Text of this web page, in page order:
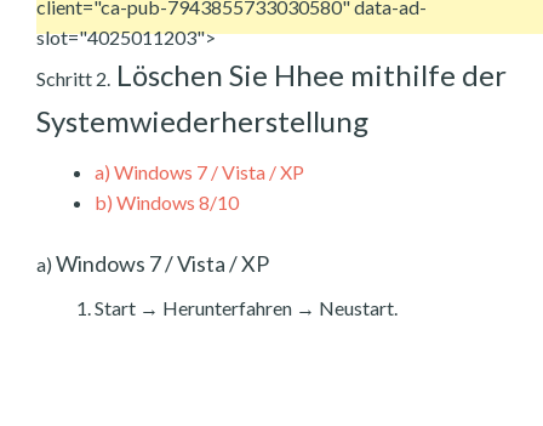
client="ca-pub-7943855733030580" data-ad-
slot="4025011203">
Schritt 2. Löschen Sie Hhee mithilfe der
Systemwiederherstellung
a) Windows 7 / Vista / XP
b) Windows 8/10
a) Windows 7 / Vista / XP
Start → Herunterfahren → Neustart.